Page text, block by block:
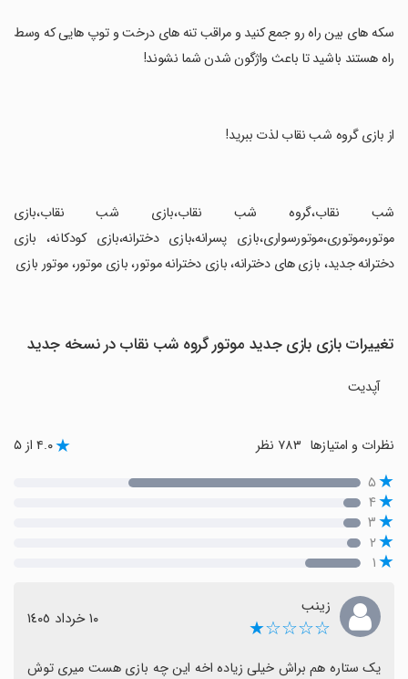
‏سکه های بین راه رو جمع کنید و مراقب تنه های درخت و توپ هایی که وسط
راه هستند باشید تا باعث واژگون شدن شما نشوند!
‏از بازی گروه شب نقاب لذت ببرید!
‏شب نقاب،گروه شب نقاب،بازی شب نقاب،بازی
موتور،موتوری،موتورسواری،بازی پسرانه،بازی دخترانه،بازی کودکانه، بازی
دخترانه جدید، بازی های دخترانه، بازی دخترانه موتور، بازی موتور، موتور بازی
تغییرات بازی بازی جدید موتور گروه شب نقاب در نسخه جدید
آپدیت
نظرات و امتیازها ۴.۰ از ۵
۵
۴
۳
۲
۱
زینب
☆☆☆☆★ ١٠ خرداد ١٤٠٥